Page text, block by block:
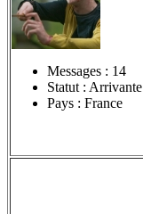
Messages : 14
Statut : Arrivante
Pays : France